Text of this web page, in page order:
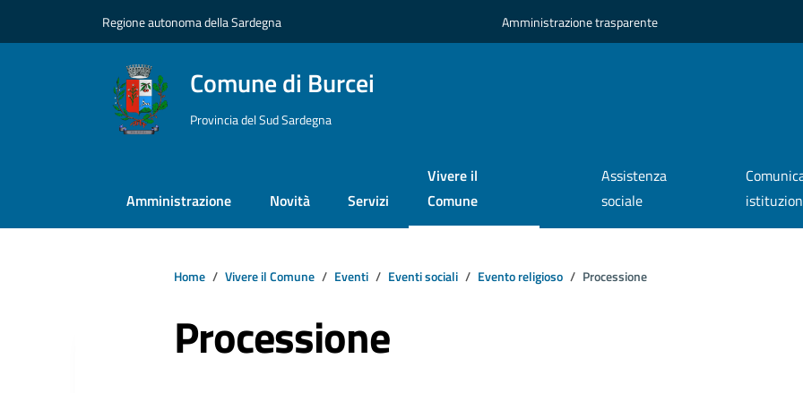
Regione autonoma della Sardegna Amministrazione trasparente
Comune di Burcei
Provincia del Sud Sardegna
Amministrazione Novità Servizi
Vivere il
Comune
Assistenza
sociale
Home Vivere il Comune Eventi Eventi sociali Evento religioso Processione
Processione